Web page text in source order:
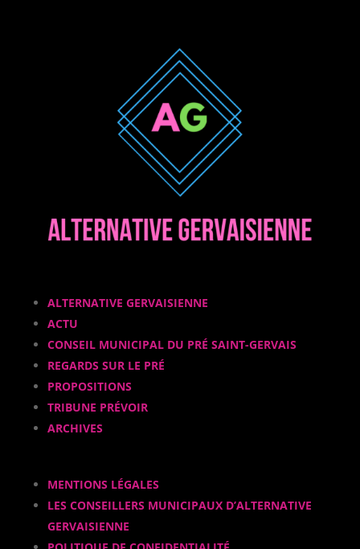
ALTERNATIVE GERVAISIENNE
ACTU
CONSEIL MUNICIPAL DU PRÉ SAINT-GERVAIS
REGARDS SUR LE PRÉ
PROPOSITIONS
TRIBUNE PRÉVOIR
ARCHIVES
MENTIONS LÉGALES
LES CONSEILLERS MUNICIPAUX D’ALTERNATIVE
GERVAISIENNE